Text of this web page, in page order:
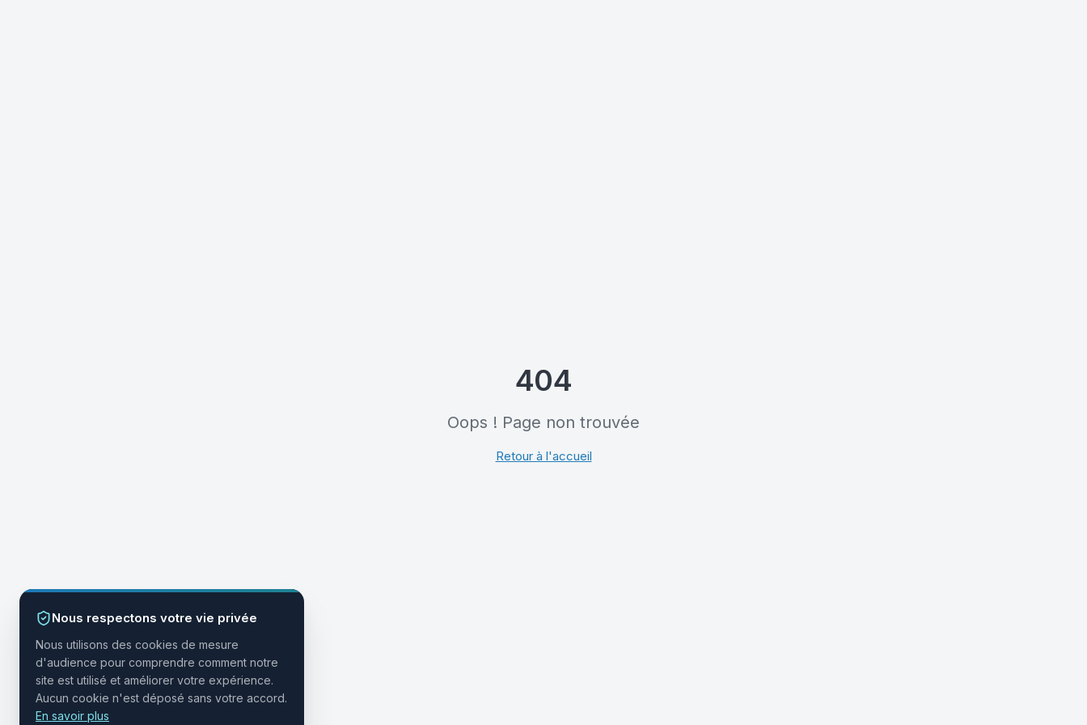
404
Oops ! Page non trouvée
Retour à l'accueil
Nous respectons votre vie privée
Nous utilisons des cookies de mesure
d'audience pour comprendre comment notre
site est utilisé et améliorer votre expérience.
Aucun cookie n'est déposé sans votre accord.
En savoir plus